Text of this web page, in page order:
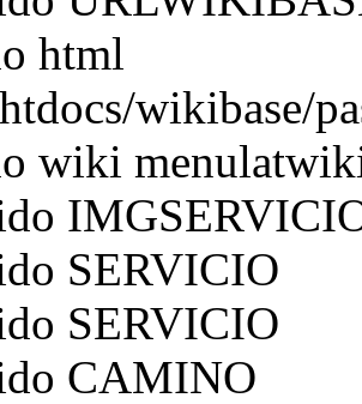
html
wikibase/
wiki
SERVICIO
SERVICIO
CAMINO